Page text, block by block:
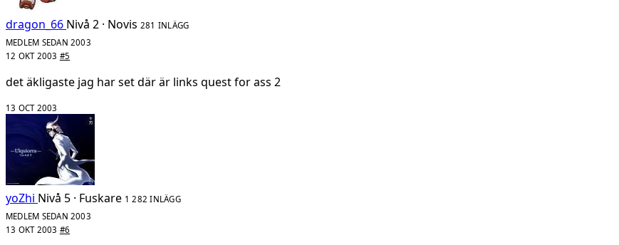
dragon_66 Nivå 2 · Novis 281 INLÄGG
MEDLEM SEDAN 2003
12 OKT 2003 #5
det äkligaste jag har set där är links quest for ass 2
13 OCT 2003
yoZhi Nivå 5 · Fuskare 1 282 INLÄGG
MEDLEM SEDAN 2003
13 OKT 2003 #6